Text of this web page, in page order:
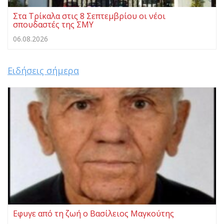
Στα Τρίκαλα στις 8 Σεπτεμβρίου οι νέοι
σπουδαστές της ΣΜΥ
06.08.2026
Ειδήσεις σήμερα
Eφυγε από τη ζωή ο Βασίλειος Μαγκούτης